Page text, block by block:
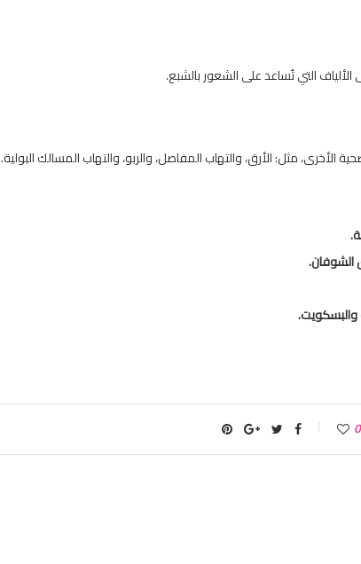
التي تُساعد على الشعور بالشبع.
مثل: الأرق، والتهاب المفاصل، والربو، والتهاب المسالك البولية.
الشوفان.
والبسكويت.
0